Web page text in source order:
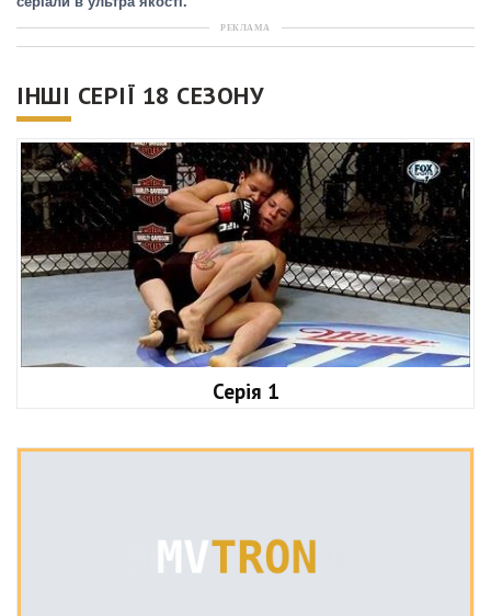
РЕКЛАМА
ІНШІ СЕРІЇ 18 СЕЗОНУ
Серія 1